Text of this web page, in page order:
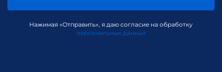
Нажимая «Отправить», я даю согласие на обработку
персональных данных